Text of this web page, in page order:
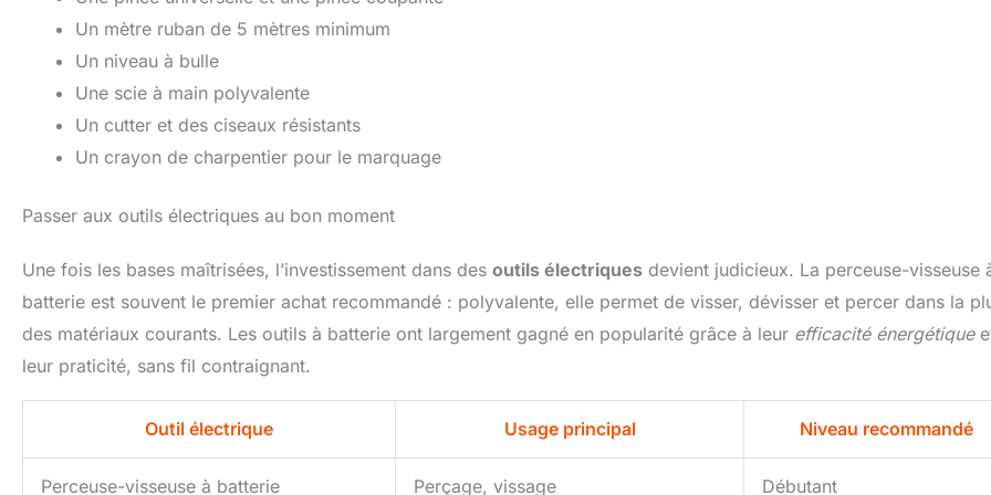
Un mètre ruban de 5 mètres minimum
Un niveau à bulle
Une scie à main polyvalente
Un cutter et des ciseaux résistants
Un crayon de charpentier pour le marquage
Passer aux outils électriques au bon moment
Une fois les bases maîtrisées, l’investissement dans des outils électriques devient judicieux. La perceuse-visseuse
batterie est souvent le premier achat recommandé : polyvalente, elle permet de visser, dévisser et percer dans la
des matériaux courants. Les outils à batterie ont largement gagné en popularité grâce à leur efficacité énergétique
leur praticité, sans fil contraignant.
Outil électrique Usage principal Niveau recommandé
Perceuse-visseuse à batterie Perçage, vissage Débutant